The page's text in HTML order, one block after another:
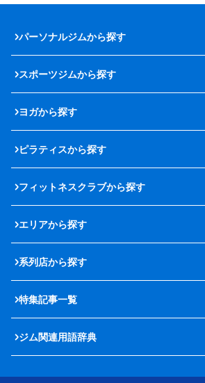
パーソナルジムから探す
スポーツジムから探す
ヨガから探す
ピラティスから探す
フィットネスクラブから探す
エリアから探す
系列店から探す
特集記事一覧
ジム関連用語辞典